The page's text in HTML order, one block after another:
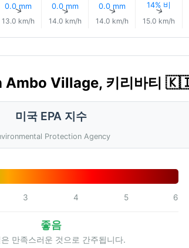
0.0 mm
↑
13.0 km/h
0.0 mm
↑
14.0 km/h
0.0 mm
↑
14.0 km/h
14% 비
↑
15.0 km/h
Ambo Village, 키리바티
미국 EPA 지수
Protection Agency
3 4 5 6
좋음
만족스러운 것으로 간주됩니다.